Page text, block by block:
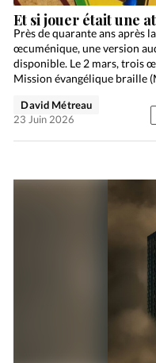
Et si jouer était une
Près de quarante ans après
œcuménique, une version
disponible. Le 2 mars, trois
Mission évangélique braille
David Métreau
23 Juin 2026